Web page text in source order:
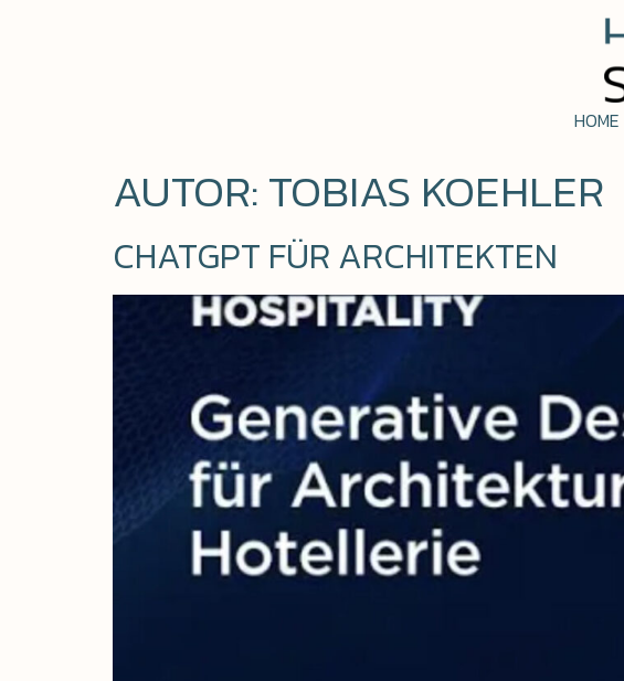
HOME
AUTOR:TOBIAS KOEHLER
CHATGPT FÜR ARCHITEKTEN